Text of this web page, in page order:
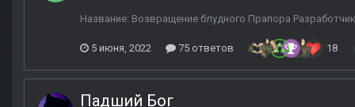
Название: Возвращение блудного Прапора
5 июня, 2022 75 ответов 18
Падший Бог